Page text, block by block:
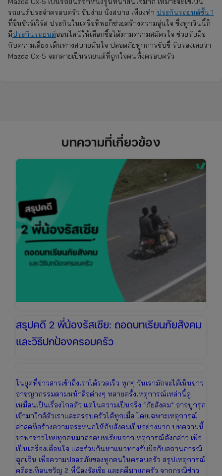
รถยนต์ประจำครอบครัว ขับง่าย นั่งสบาย เพียงทำ ประกันรถยนต์ชั้น 1
ที่อินชัวร์เวิร์ส ประกันในเครือทิพยก็ช่วยสร้างความอุ่นใจ ซึ่งทุกวันนี้ก็
มีประกันรถยนต์ออนไลน์ให้เลือกซื้อได้ตามความสมัครใจ ช่วยรับมือ
กับความเสี่ยง เดินทางสบายมั่นใจ ปลอดภัยทุกการขับขี่ รับรองเลยว่า
Mazda Cx-5 จะกลายเป็นรถยนต์ที่ถูกใจคนทั้งครอบครัว
บทความที่เกี่ยวข้อง
สรุปคดี 2 พี่น้องรัสเซีย: ถอดบทเรียนภัยสังคม
และวิธีปกป้องครอบครัว
ในยุคที่ข่าวสารเข้าถึงเราได้รวดเร็ว ทุกๆ วันเรามักจะได้เห็นข่าว
อาชญากรรมตามหน้าสื่อต่างๆ หลายครั้งเหตุการณ์เหล่านี้ดู
เหมือนเป็นเรื่องไกลตัว แต่ในความเป็นจริง “ภัยสังคม” อาจบุกรุก
เข้ามาใกล้ตัวเราและครอบครัวได้ทุกเมื่อ โดยเฉพาะเหตุการณ์
ล่าสุดที่สร้างความตระหนกให้กับสังคมเป็นอย่างมาก บทความนี้
ขอพาชาวไทยทุกคนมาถอดบทเรียนจากเหตุการณ์ดังกล่าว เพื่อ
เป็นเครื่องเตือนใจ และร่วมกันหาแนวทางรับมือกับสถานการณ์
ฉุกเฉิน เพื่อความปลอดภัยของทุกคนในครอบครัว สรุปเหตุการณ์
คดีสะเทือนขวัญ 2 พี่น้องรัสเซีย และคดีฆ่ายกครัว จากกรณีข่าว